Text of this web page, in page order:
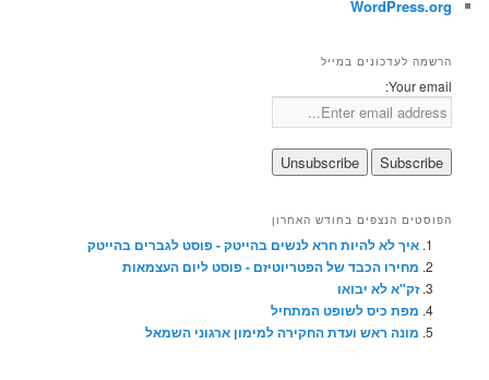
WordPress.org
הרשמה לעדכונים במייל
Your email:
הפוסטים הנצפים בחודש האחרון
איך לא להיות חרא לנשים בהייטק - פוסט לגברים בהייטק
מחירו הכבד של הפטריוטיזם - פוסט ליום העצמאות
זק"א לא יבואו
מפת כיס לשופט המתחיל
מונה ראש ועדת החקירה למימון ארגוני השמאל